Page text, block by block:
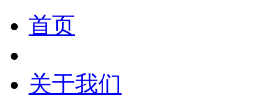
首页
关于我们